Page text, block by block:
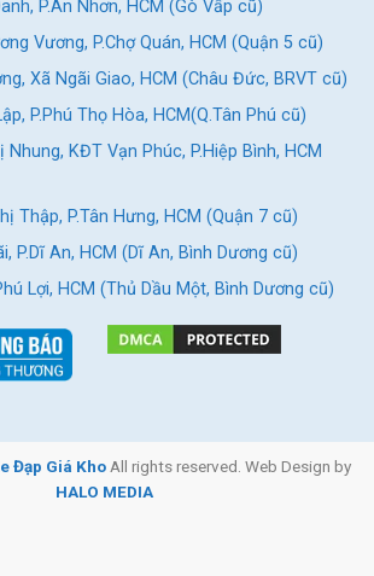
phổ biến cho nhiều bậc phụ huynh.
Thương hiệu xe đạp trẻ em Shukyo sản
đạp có thiết kế hiện đại, phù hợp cho
được đánh giá cao về độ an toàn nhờ
trọng lượng nhẹ và các chi tiết thân thiện
P.An Nhơn, HCM (Gò Vấp cũ)
Vương, P.Chợ Quán, HCM (Quận 5 cũ)
Xã Ngãi Giao, HCM (Châu Đức, BRVT cũ)
P.Phú Thọ Hòa, HCM(Q.Tân Phú cũ)
Nhung, KĐT Vạn Phúc, P.Hiệp Bình, HCM
Thập, P.Tân Hưng, HCM (Quận 7 cũ)
P.Dĩ An, HCM (Dĩ An, Bình Dương cũ)
Lợi, HCM (Thủ Dầu Một, Bình Dương cũ)
Đạp Giá Kho All rights reserved. Web Design by
HALO MEDIA